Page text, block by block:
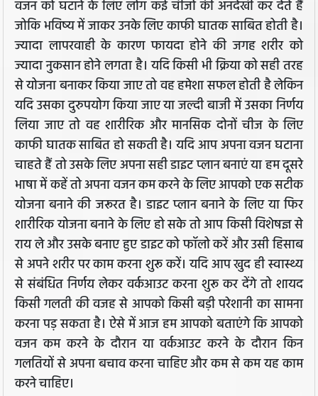
वजन को घटाने के लिए लोग कई चीजों की अनदेखी कर देते हैं
जोकि भविष्य में जाकर उनके लिए काफी घातक साबित होती है।
ज्यादा लापरवाही के कारण फायदा होने की जगह शरीर को
ज्यादा नुकसान होने लगता है। यदि किसी भी क्रिया को सही तरह
से योजना बनाकर किया जाए तो वह हमेशा सफल होती है लेकिन
यदि उसका दुरुपयोग किया जाए या जल्दी बाजी में उसका निर्णय
लिया जाए तो वह शारीरिक और मानसिक दोनों चीज के लिए
काफी घातक साबित हो सकती है। यदि आप अपना वजन घटाना
चाहते हैं तो उसके लिए अपना सही डाइट प्लान बनाएं या हम दूसरे
भाषा में कहें तो अपना वजन कम करने के लिए आपको एक सटीक
योजना बनाने की जरूरत है। डाइट प्लान बनाने के लिए या फिर
शारीरिक योजना बनाने के लिए हो सके तो आप किसी विशेषज्ञ से
राय ले और उसके बनाए हुए डाइट को फॉलो करें और उसी हिसाब
से अपने शरीर पर काम करना शुरू करें। यदि आप खुद ही स्वास्थ्य
से संबंधित निर्णय लेकर वर्कआउट करना शुरू कर देंगे तो शायद
किसी गलती की वजह से आपको किसी बड़ी परेशानी का सामना
करना पड़ सकता है। ऐसे में आज हम आपको बताएंगे कि आपको
वजन कम करने के दौरान या वर्कआउट करने के दौरान किन
गलतियों से अपना बचाव करना चाहिए और कम से कम यह काम
करने चाहिए।